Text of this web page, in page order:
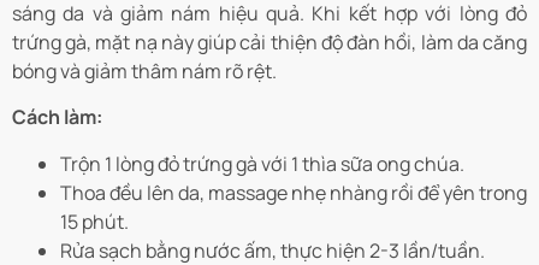
sáng da và giảm nám hiệu quả. Khi kết hợp với lòng đỏ
trứng gà, mặt nạ này giúp cải thiện độ đàn hồi, làm da căng
bóng và giảm thâm nám rõ rệt.
Cách làm:
Trộn 1 lòng đỏ trứng gà với 1 thìa sữa ong chúa.
Thoa đều lên da, massage nhẹ nhàng rồi để yên trong
15 phút.
Rửa sạch bằng nước ấm, thực hiện 2-3 lần/tuần.